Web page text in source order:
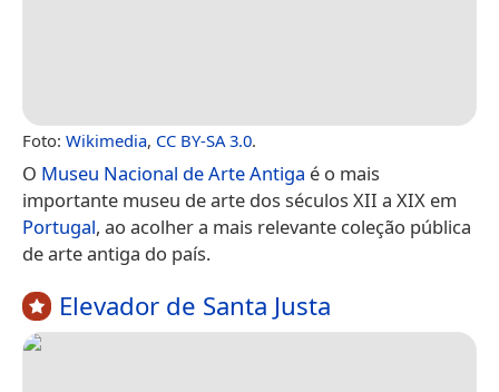
Foto: Wikimedia, CC BY-SA 3.0.
O Museu Nacional de Arte Antiga é o mais
importante museu de arte dos séculos XII a XIX em
Portugal, ao acolher a mais relevante coleção pública
de arte antiga do país.
Elevador de Santa Justa